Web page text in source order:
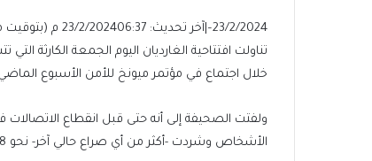
23/2/2024
– آخر تحديث: 23/2/2024 06:37 م (بتوقيت مكة المكرمة)
تناولت افتتاحية الغارديان اليوم الجمعة الكارثة
خلال اجتماع في مؤتمر ميونخ للأمن الأسبوع الماضي
ولفتت الصحيفة إلى أنه حتى قبل انقطاع
الأشخاص وشردت -أكثر من أي صراع حالي آخر- نحو 8 ملايين شخص، سوى عدد قليل من الناس.